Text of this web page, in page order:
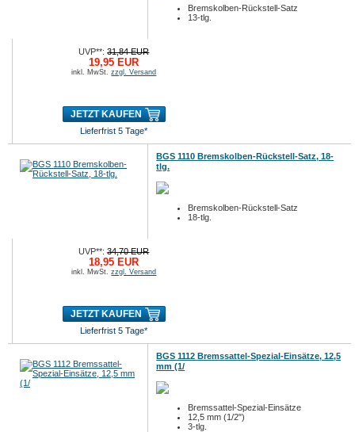
Bremskolben-Rückstell-Satz
13-tlg.
UVP**:31,84 EUR
19,95 EUR
inkl. MwSt.zzgl. Versand
JETZT KAUFEN
Lieferfrist 5 Tage*
BGS 1110 Bremskolben-Rückstell-Satz, 18-
tlg.
Bremskolben-Rückstell-Satz
18-tlg.
UVP**:34,70 EUR
18,95 EUR
inkl. MwSt.zzgl. Versand
JETZT KAUFEN
Lieferfrist 5 Tage*
BGS 1112 Bremssattel-Spezial-Einsätze, 12,5
mm (1/
Bremssattel-Spezial-Einsätze
12,5 mm (1/2")
3-tlg.